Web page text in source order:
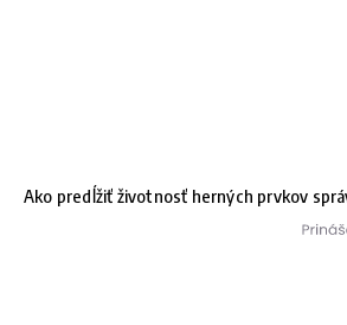
Ako predĺžiť životnosť herných prvkov